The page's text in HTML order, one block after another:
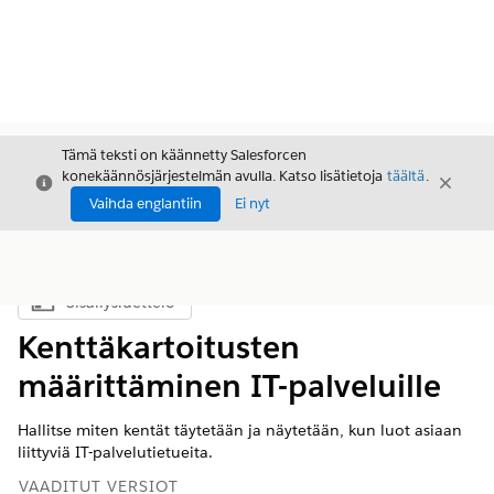
Sulje
Tämä teksti on käännetty Salesforcen
konekäännösjärjestelmän avulla. Katso lisätietoja täältä.
Vaihda englantiin
Ei nyt
Sulje
Näytä sisällysluettelo
Sisällysluettelo
Kenttäkartoitusten
määrittäminen IT-palveluille
Hallitse miten kentät täytetään ja näytetään, kun luot asiaan
liittyviä IT-palvelutietueita.
VAADITUT VERSIOT